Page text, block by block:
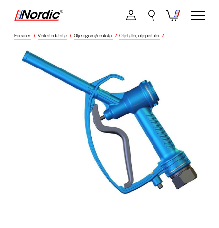
Forsiden / Verkstedutstyr / Olje og smøreutstyr / Oljefyller, oljepistoler /